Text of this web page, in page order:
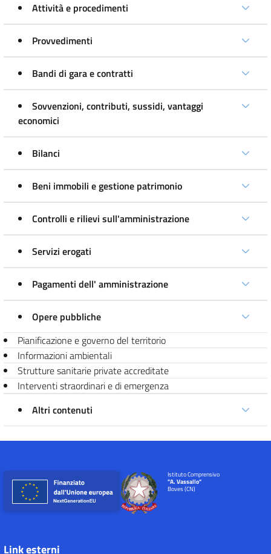
Attività e procedimenti
Provvedimenti
Bandi di gara e contratti
Sovvenzioni, contributi, sussidi, vantaggi
economici
Bilanci
Beni immobili e gestione patrimonio
Controlli e rilievi sull'amministrazione
Servizi erogati
Pagamenti dell' amministrazione
Opere pubbliche
Pianificazione e governo del territorio
Informazioni ambientali
Strutture sanitarie private accreditate
Interventi straordinari e di emergenza
Altri contenuti
Istituto Comprensivo
"A. Vassallo"
Boves (CN)
Link esterni